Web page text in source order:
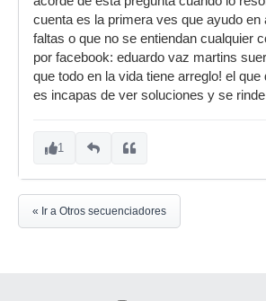
cuenta es la primera ves que ayudo en
faltas o que no se entiendan cualquier
por facebook: eduardo vaz martins
que todo en la vida tiene arreglo! el que
es incapas de ver soluciones y se
1
« Ir a Otros secuenciadores